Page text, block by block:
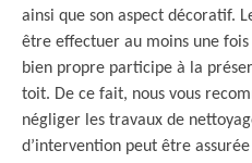
ainsi que son aspect décoratif.
être effectuer au moins une
bien propre participe à la
toit. De ce fait, nous vous
négliger les travaux de
d’intervention peut être